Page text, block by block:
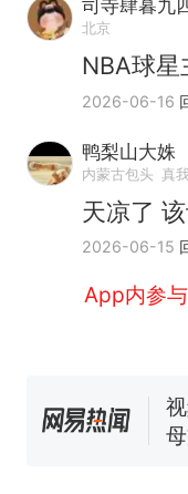
司寺肆暮九
北京
NBA球星
2026-06-16
鸭梨山大姝
内蒙古包头 真
天凉了
2026-06-15
App内参
热
5